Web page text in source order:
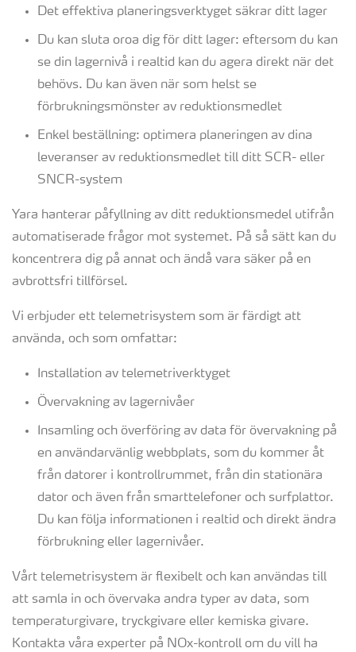
Det effektiva planeringsverktyget säkrar ditt lager
Du kan sluta oroa dig för ditt lager: eftersom du kan
se din lagernivå i realtid kan du agera direkt när det
behövs. Du kan även när som helst se
förbrukningsmönster av reduktionsmedlet
Enkel beställning: optimera planeringen av dina
leveranser av reduktionsmedlet till ditt SCR- eller
SNCR-system
Yara hanterar påfyllning av ditt reduktionsmedel utifrån
automatiserade frågor mot systemet. På så sätt kan du
koncentrera dig på annat och ändå vara säker på en
avbrottsfri tillförsel.
Vi erbjuder ett telemetrisystem som är färdigt att
använda, och som omfattar:
Installation av telemetriverktyget
Övervakning av lagernivåer
Insamling och överföring av data för övervakning på
en användarvänlig webbplats, som du kommer åt
från datorer i kontrollrummet, från din stationära
dator och även från smarttelefoner och surfplattor.
Du kan följa informationen i realtid och direkt ändra
förbrukning eller lagernivåer.
Vårt telemetrisystem är flexibelt och kan användas till
att samla in och övervaka andra typer av data, som
temperaturgivare, tryckgivare eller kemiska givare.
Kontakta våra experter på NOx-kontroll om du vill ha